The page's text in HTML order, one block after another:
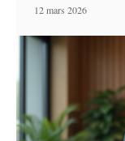
12 mars 2026